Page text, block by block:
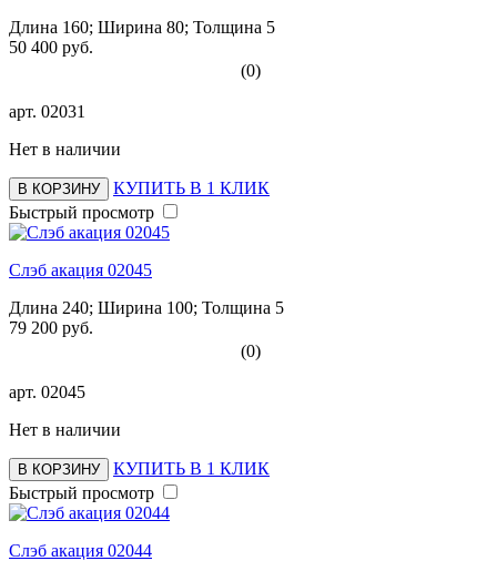
Длина 160; Ширина 80; Толщина 5
50 400 руб.
(0)
арт. 02031
Нет в наличии
В КОРЗИНУ
КУПИТЬ В 1 КЛИК
Быстрый просмотр
Слэб акация 02045
Длина 240; Ширина 100; Толщина 5
79 200 руб.
(0)
арт. 02045
Нет в наличии
В КОРЗИНУ
КУПИТЬ В 1 КЛИК
Быстрый просмотр
Слэб акация 02044